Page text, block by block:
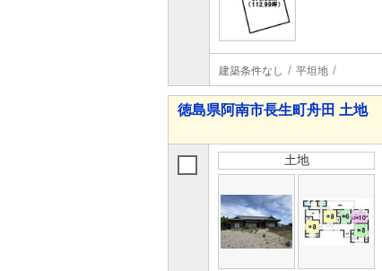
建築条件なし 平坦地
徳島県阿南市長生町舟田 土地
土地